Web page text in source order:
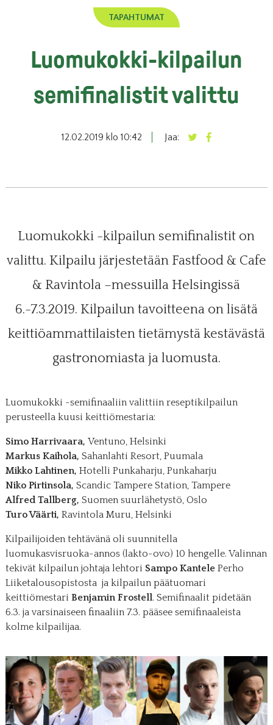
TAPAHTUMAT
Luomukokki-kilpailun
semifinalistit valittu
12.02.2019 klo 10:42 Jaa:
Luomukokki -kilpailun semifinalistit on
valittu. Kilpailu järjestetään Fastfood & Cafe
& Ravintola –messuilla Helsingissä
6.-7.3.2019. Kilpailun tavoitteena on lisätä
keittiöammattilaisten tietämystä kestävästä
gastronomiasta ja luomusta.
Luomukokki -semifinaaliin valittiin reseptikilpailun
perusteella kuusi keittiömestaria:
Simo Harrivaara, Ventuno, Helsinki
Markus Kaihola, Sahanlahti Resort, Puumala
Mikko Lahtinen, Hotelli Punkaharju, Punkaharju
Niko Pirtinsola, Scandic Tampere Station, Tampere
Alfred Tallberg, Suomen suurlähetystö, Oslo
Turo Väärti, Ravintola Muru, Helsinki
Kilpailijoiden tehtävänä oli suunnitella
luomukasvisruoka-annos (lakto-ovo) 10 hengelle. Valinnan
tekivät kilpailun johtaja lehtori Sampo KantelePerho
Liiketalousopistosta ja kilpailun päätuomari
keittiömestari Benjamin Frostell . Semifinaalit pidetään
6.3. ja varsinaiseen finaaliin 7.3. pääsee semifinaaleista
kolme kilpailijaa.